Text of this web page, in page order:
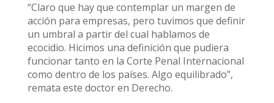
“Claro que hay que contemplar un margen de
acción para empresas, pero tuvimos que definir
un umbral a partir del cual hablamos de
ecocidio. Hicimos una definición que pudiera
funcionar tanto en la Corte Penal Internacional
como dentro de los países. Algo equilibrado”,
remata este doctor en Derecho.